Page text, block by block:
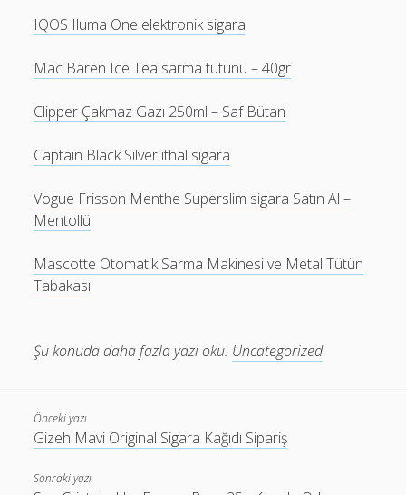
IQOS Iluma One elektronik sigara
Mac Baren Ice Tea sarma tütünü – 40gr
Clipper Çakmaz Gazı 250ml – Saf Bütan
Captain Black Silver ithal sigara
Vogue Frisson Menthe Superslim sigara Satın Al –
Mentollü
Mascotte Otomatik Sarma Makinesi ve Metal Tütün
Tabakası
Şu konuda daha fazla yazı oku: Uncategorized
Önceki yazı
Gizeh Mavi Original Sigara Kağıdı Sipariş
Sonraki yazı